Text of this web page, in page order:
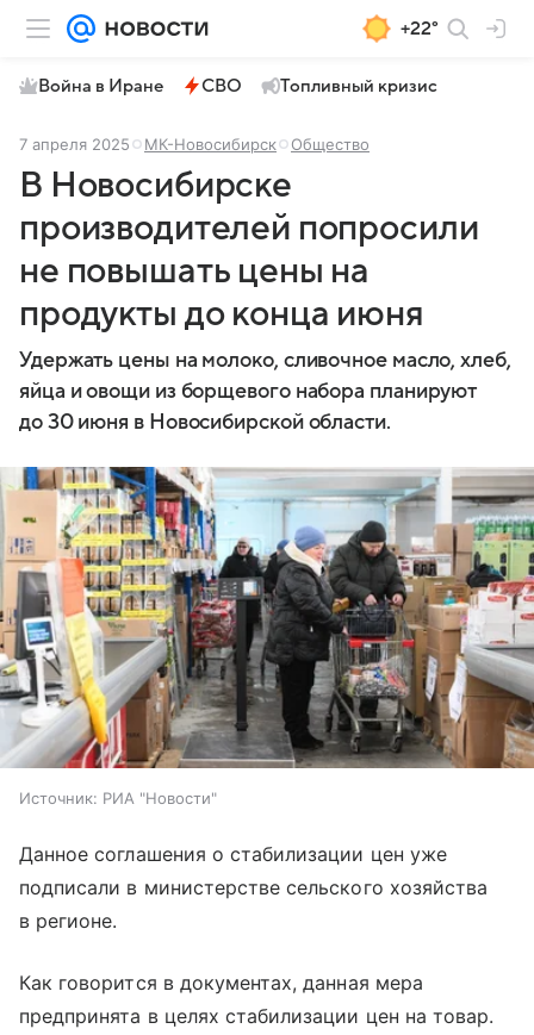
+22°
Война в Иране СВО Топливный кризис
7 апреля 2025 МК-Новосибирск Общество
В Новосибирске
производителей попросили
не повышать цены на
продукты до конца июня
Удержать цены на молоко, сливочное масло, хлеб,
яйца и овощи из борщевого набора планируют
до 30 июня в Новосибирской области.
Источник: РИА "Новости"
Данное соглашения о стабилизации цен уже
подписали в министерстве сельского хозяйства
в регионе.
Как говорится в документах, данная мера
предпринята в целях стабилизации цен на товар.